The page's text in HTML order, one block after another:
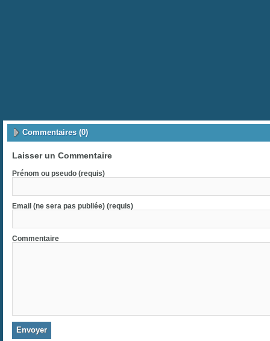
Commentaires (0)
Laisser un Commentaire
Prénom ou pseudo (requis)
Email (ne sera pas publiée) (requis)
Commentaire